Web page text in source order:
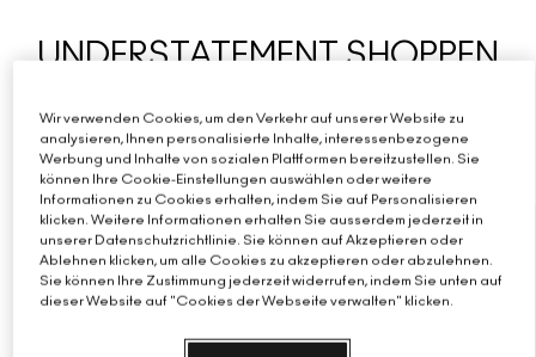
UNDERSTATEMENT SHOPPEN
NEU
Wir verwenden Cookies, um den Verkehr auf unserer Website zu
analysieren, Ihnen personalisierte Inhalte, interessenbezogene
Werbung und Inhalte von sozialen Plattformen bereitzustellen. Sie
können Ihre Cookie-Einstellungen auswählen oder weitere
Informationen zu Cookies erhalten, indem Sie auf Personalisieren
klicken. Weitere Informationen erhalten Sie ausserdem jederzeit in
unserer Datenschutzrichtlinie. Sie können auf Akzeptieren oder
Ablehnen klicken, um alle Cookies zu akzeptieren oder abzulehnen.
Sie können Ihre Zustimmung jederzeit widerrufen, indem Sie unten auf
dieser Website auf "Cookies der Webseite verwalten" klicken.